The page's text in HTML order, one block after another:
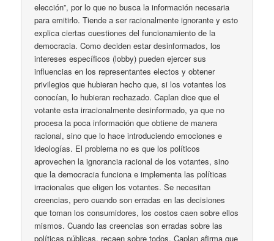
elección”, por lo que no busca la información necesaria
para emitirlo. Tiende a ser racionalmente ignorante y esto
explica ciertas cuestiones del funcionamiento de la
democracia. Como deciden estar desinformados, los
intereses específicos (lobby) pueden ejercer sus
influencias en los representantes electos y obtener
privilegios que hubieran hecho que, si los votantes los
conocían, lo hubieran rechazado. Caplan dice que el
votante esta irracionalmente desinformado, ya que no
procesa la poca información que obtiene de manera
racional, sino que lo hace introduciendo emociones e
ideologías. El problema no es que los políticos
aprovechen la ignorancia racional de los votantes, sino
que la democracia funciona e implementa las políticas
irracionales que eligen los votantes. Se necesitan
creencias, pero cuando son erradas en las decisiones
que toman los consumidores, los costos caen sobre ellos
mismos. Cuando las creencias son erradas sobre las
políticas públicas, recaen sobre todos. Caplan afirma que